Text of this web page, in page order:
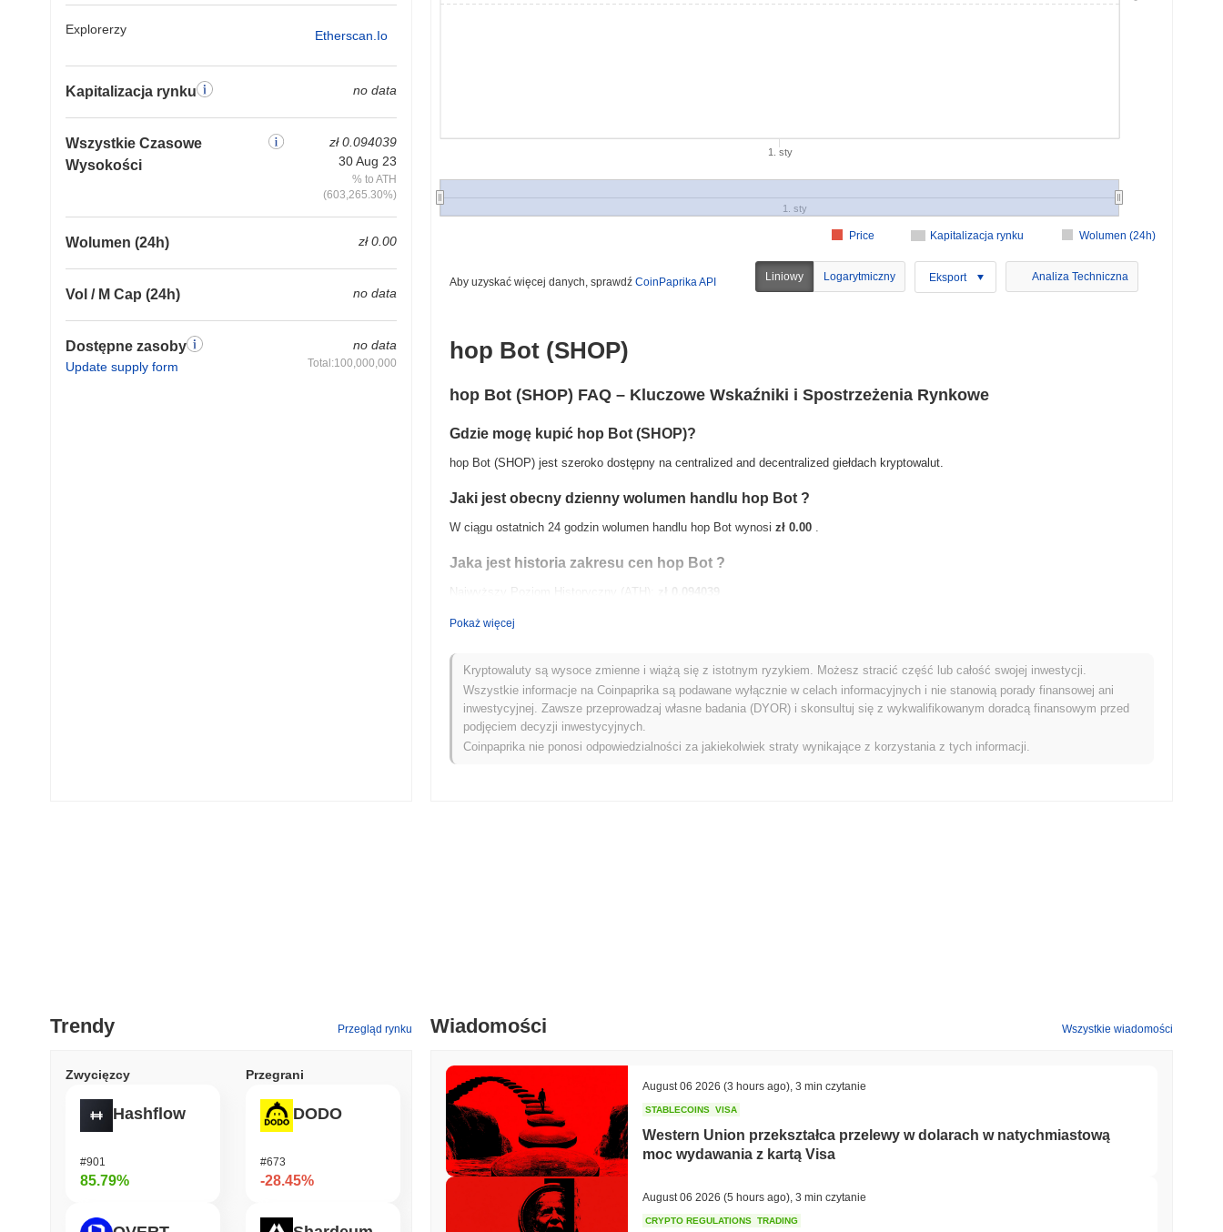
Explorerzy Etherscan.io
Kapitalizacja rynku no data
Wszystkie Czasowe
Wysokości
zł 0.094039
30 Aug 23
% to ATH
(603,265.30%)
Wolumen (24h) zł 0.00
Vol / M Cap (24h) no data
Dostępne zasoby
Update supply form
no data
Total:100,000,000
Kapitalizacja rynku Wolumen (24h)
Price
1. sty
1. sty
Aby uzyskać więcej danych, sprawdź CoinPaprika API Liniowy Logarytmiczny Eksport Analiza Techniczna
hop Bot (SHOP)
hop Bot (SHOP) FAQ – Kluczowe Wskaźniki i Spostrzeżenia Rynkowe
Gdzie mogę kupić hop Bot (SHOP)?
hop Bot (SHOP) jest szeroko dostępny na centralized and decentralized giełdach kryptowalut.
Jaki jest obecny dzienny wolumen handlu hop Bot ?
W ciągu ostatnich 24 godzin wolumen handlu hop Bot wynosi zł 0.00 .
Jaka jest historia zakresu cen hop Bot ?
Najwyższy Poziom Historyczny (ATH):
zł 0.094039
Jak hop Bot radzi sobie w porównaniu z szerszym rynkiem kryptowalut?
W ciągu ostatnich 7 dni hop Bot zyskał0.00%, przewyższając ogólny rynek kryptowalut który odnotował spadek o0.43%. Wskazuje
to na silną wydajność akcji cenowej SHOP w stosunku do szerszego impulsu rynkowego.
Pokaż więcej
Kryptowaluty są wysoce zmienne i wiążą się z istotnym ryzykiem. Możesz stracić część lub całość swojej inwestycji.
Wszystkie informacje na Coinpaprika są podawane wyłącznie w celach informacyjnych i nie stanowią porady finansowej ani
inwestycyjnej. Zawsze przeprowadzaj własne badania (DYOR) i skonsultuj się z wykwalifikowanym doradcą finansowym przed
podjęciem decyzji inwestycyjnych.
Coinpaprika nie ponosi odpowiedzialności za jakiekolwiek straty wynikające z korzystania z tych informacji.
Trendy Przegląd rynku
Zwycięzcy
Hashflow
#901
85.79%
Przegrani
DODO
#673
-28.45%
Wiadomości Wszystkie wiadomości
August 06 2026 (3 hours ago) 3 min czytanie
STABLECOINS VISA
Western Union przekształca przelewy w dolarach w natychmiastową
moc wydawania z kartą Visa
August 06 2026 (5 hours ago) 3 min czytanie
CRYPTO REGULATIONS TRADING